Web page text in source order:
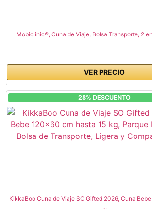
Mobiclinic®, Cuna de Viaje, Bolsa Transporte, 2
VER PRECIO
28% DESCUENTO
KikkaBoo Cuna de Viaje SO Gifted 2026, Cuna
...